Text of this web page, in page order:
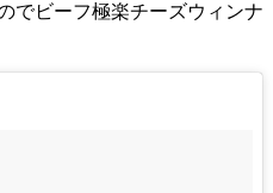
でビーフ極楽チーズウィンナ